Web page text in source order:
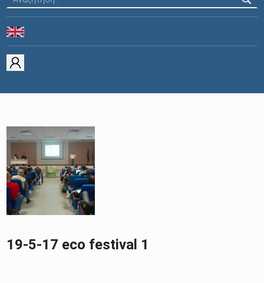
19-5-17 eco festival 1